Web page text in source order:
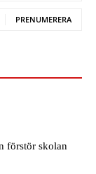
PRENUMERERA
förstör skolan